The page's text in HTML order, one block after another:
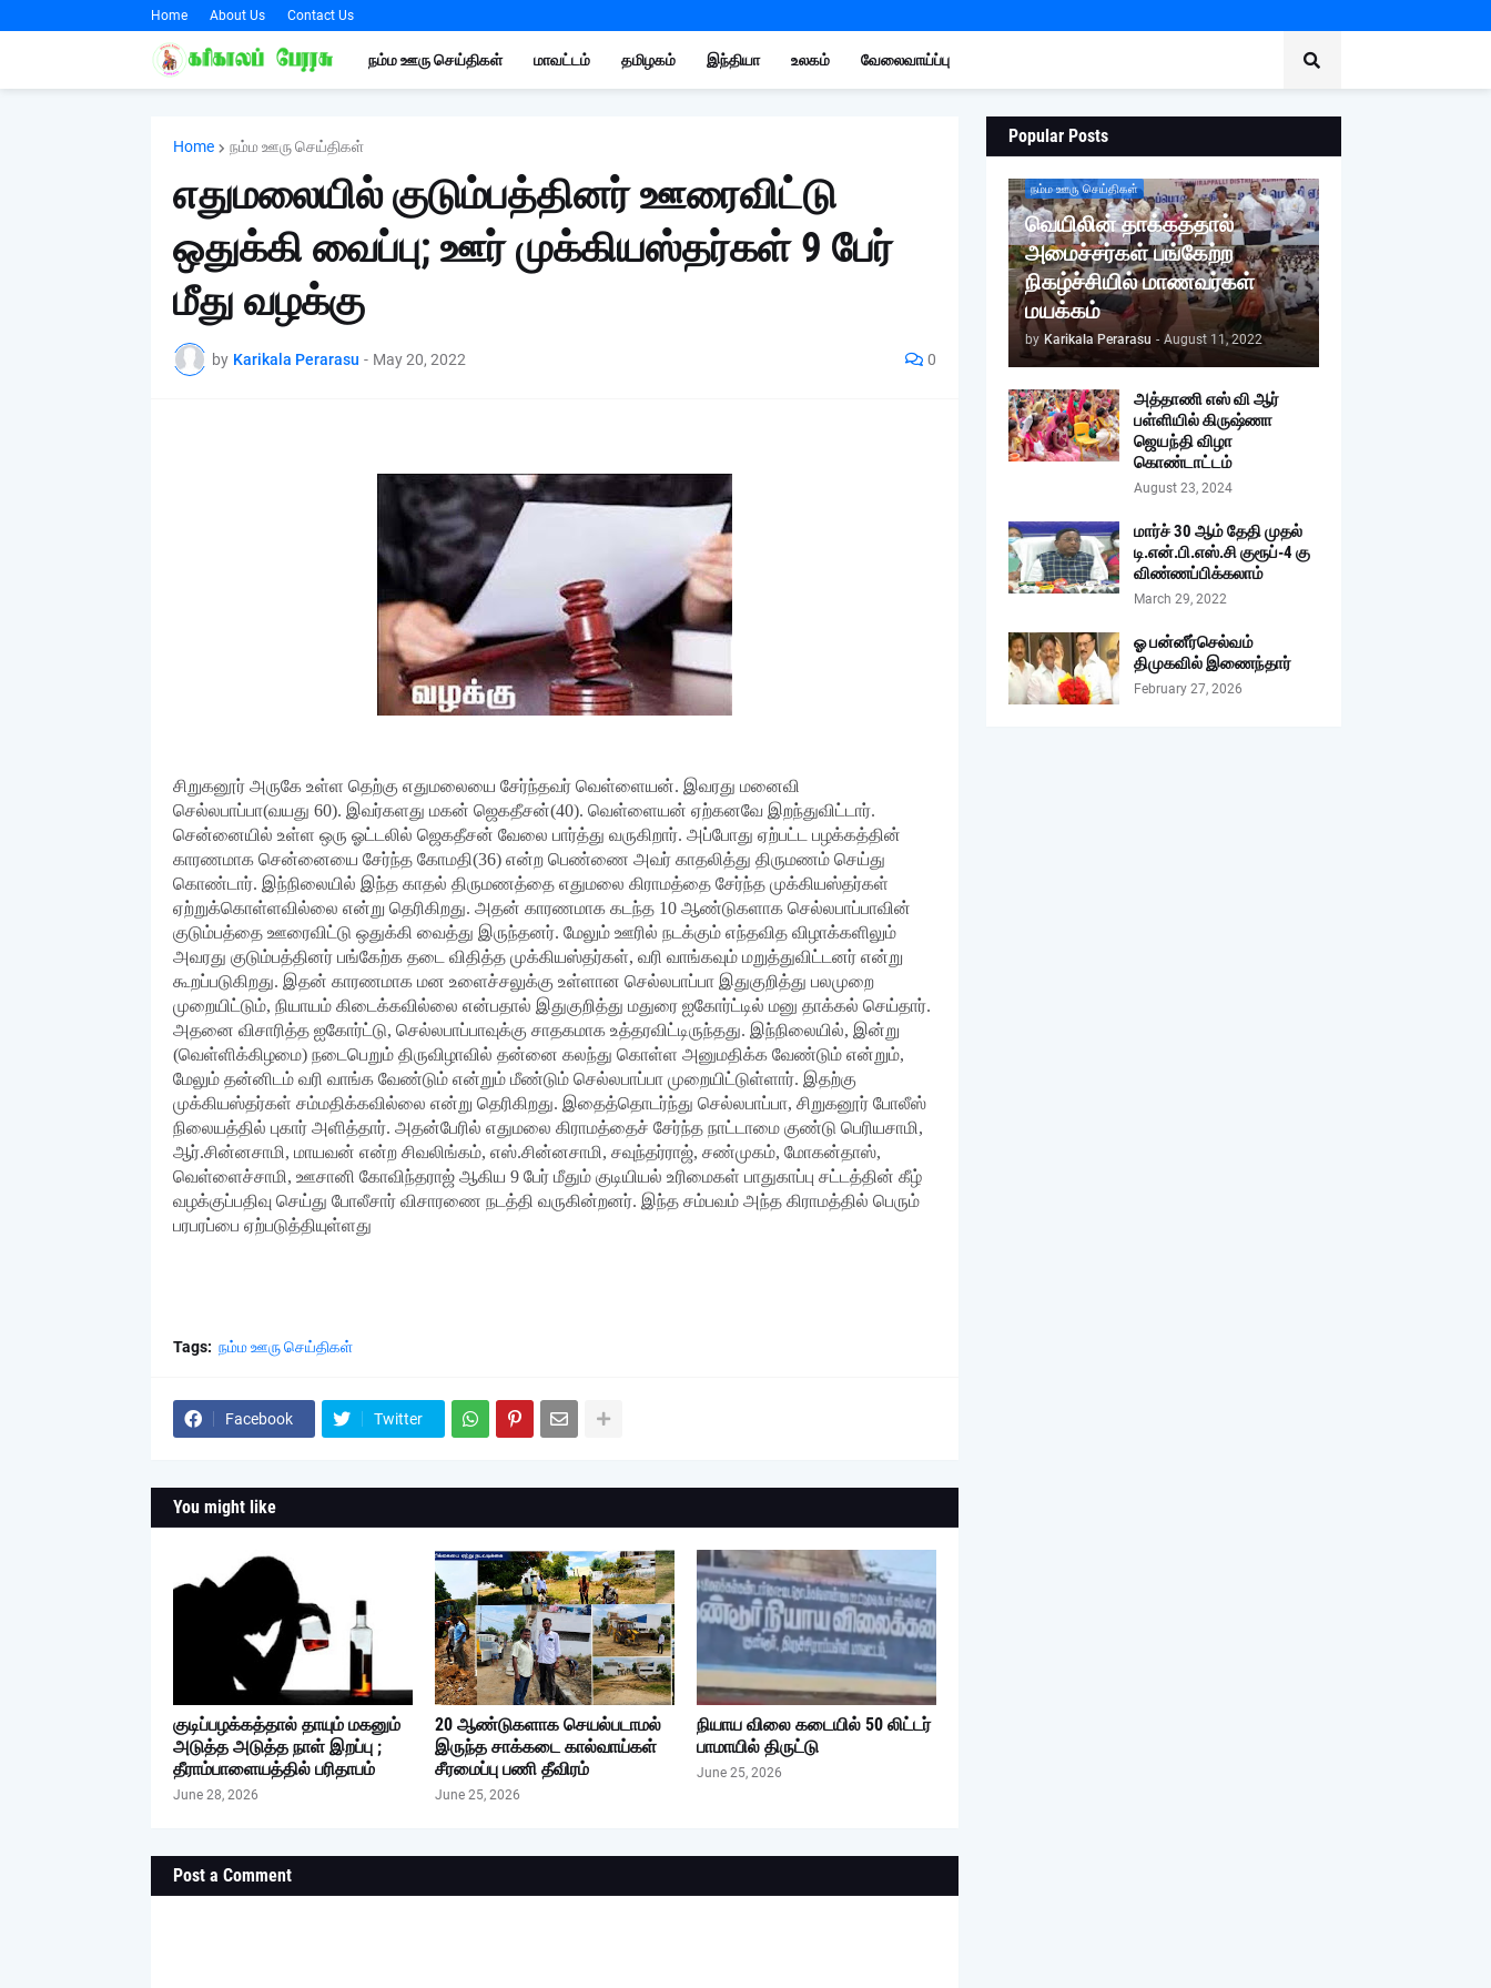
Home About Us Contact Us
நம்ம ஊரு செய்திகள் மாவட்டம் தமிழகம் இந்தியா உலகம் வேலைவாய்ப்பு
Home நம்ம ஊரு செய்திகள்
எதுமலையில் குடும்பத்தினர் ஊரைவிட்டு
ஒதுக்கி வைப்பு; ஊர் முக்கியஸ்தர்கள் 9 பேர்
மீது வழக்கு
by Karikala Perarasu - May 20, 2022 0
சிறுகனூர் அருகே உள்ள தெற்கு எதுமலையை சேர்ந்தவர் வெள்ளையன். இவரது மனைவி
செல்லபாப்பா(வயது 60). இவர்களது மகன் ஜெகதீசன்(40). வெள்ளையன் ஏற்கனவே இறந்துவிட்டார்.
சென்னையில் உள்ள ஒரு ஓட்டலில் ஜெகதீசன் வேலை பார்த்து வருகிறார். அப்போது ஏற்பட்ட பழக்கத்தின்
காரணமாக சென்னையை சேர்ந்த கோமதி(36) என்ற பெண்ணை அவர் காதலித்து திருமணம் செய்து
கொண்டார். இந்நிலையில் இந்த காதல் திருமணத்தை எதுமலை கிராமத்தை சேர்ந்த முக்கியஸ்தர்கள்
ஏற்றுக்கொள்ளவில்லை என்று தெரிகிறது. அதன் காரணமாக கடந்த 10 ஆண்டுகளாக செல்லபாப்பாவின்
குடும்பத்தை ஊரைவிட்டு ஒதுக்கி வைத்து இருந்தனர். மேலும் ஊரில் நடக்கும் எந்தவித விழாக்களிலும்
அவரது குடும்பத்தினர் பங்கேற்க தடை விதித்த முக்கியஸ்தர்கள், வரி வாங்கவும் மறுத்துவிட்டனர் என்று
கூறப்படுகிறது. இதன் காரணமாக மன உளைச்சலுக்கு உள்ளான செல்லபாப்பா இதுகுறித்து பலமுறை
முறையிட்டும், நியாயம் கிடைக்கவில்லை என்பதால் இதுகுறித்து மதுரை ஐகோர்ட்டில் மனு தாக்கல் செய்தார்.
அதனை விசாரித்த ஐகோர்ட்டு, செல்லபாப்பாவுக்கு சாதகமாக உத்தரவிட்டிருந்தது. இந்நிலையில், இன்று
(வெள்ளிக்கிழமை) நடைபெறும் திருவிழாவில் தன்னை கலந்து கொள்ள அனுமதிக்க வேண்டும் என்றும்,
மேலும் தன்னிடம் வரி வாங்க வேண்டும் என்றும் மீண்டும் செல்லபாப்பா முறையிட்டுள்ளார். இதற்கு
முக்கியஸ்தர்கள் சம்மதிக்கவில்லை என்று தெரிகிறது. இதைத்தொடர்ந்து செல்லபாப்பா, சிறுகனூர் போலீஸ்
நிலையத்தில் புகார் அளித்தார். அதன்பேரில் எதுமலை கிராமத்தைச் சேர்ந்த நாட்டாமை குண்டு பெரியசாமி,
ஆர்.சின்னசாமி, மாயவன் என்ற சிவலிங்கம், எஸ்.சின்னசாமி, சவுந்தர்ராஜ், சண்முகம், மோகன்தாஸ்,
வெள்ளைச்சாமி, ஊசானி கோவிந்தராஜ் ஆகிய 9 பேர் மீதும் குடியியல் உரிமைகள் பாதுகாப்பு சட்டத்தின் கீழ்
வழக்குப்பதிவு செய்து போலீசார் விசாரணை நடத்தி வருகின்றனர். இந்த சம்பவம் அந்த கிராமத்தில் பெரும்
பரபரப்பை ஏற்படுத்தியுள்ளது
Tags: நம்ம ஊரு செய்திகள்
Facebook Twitter
You might like
குடிப்பழக்கத்தால் தாயும் மகனும்
அடுத்த அடுத்த நாள் இறப்பு ;
தீராம்பாளையத்தில் பரிதாபம்
June 28, 2026
20 ஆண்டுகளாக செயல்படாமல்
இருந்த சாக்கடை கால்வாய்கள்
சீரமைப்பு பணி தீவிரம்
June 25, 2026
நியாய விலை கடையில் 50 லிட்டர்
பாமாயில் திருட்டு
June 25, 2026
Post a Comment
Popular Posts
நம்ம ஊரு செய்திகள்
வெயிலின் தாக்கத்தால்
அமைச்சர்கள் பங்கேற்ற
நிகழ்ச்சியில் மாணவர்கள்
மயக்கம்
by Karikala Perarasu - August 11, 2022
அத்தாணி எஸ் வி ஆர்
பள்ளியில் கிருஷ்ணா
ஜெயந்தி விழா
கொண்டாட்டம்
August 23, 2024
மார்ச் 30 ஆம் தேதி முதல்
டி.என்.பி.எஸ்.சி குரூப்-4 கு
விண்ணப்பிக்கலாம்
March 29, 2022
ஓ பன்னீர்செல்வம்
திமுகவில் இணைந்தார்
February 27, 2026